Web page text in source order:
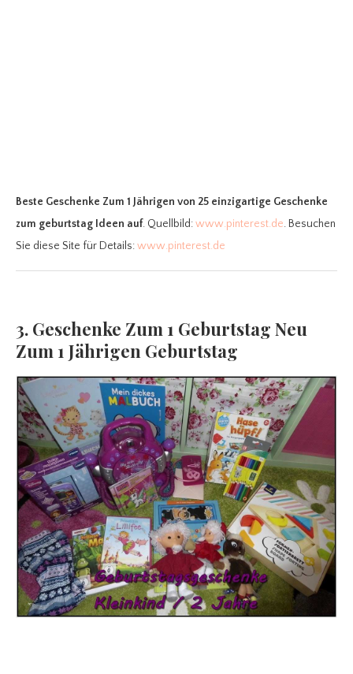
Beste Geschenke Zum 1 Jährigen von 25 einzigartige Geschenke
zum geburtstag Ideen auf. Quellbild:www.pinterest.de. Besuchen
Sie diese Site für Details:www.pinterest.de
3. Geschenke Zum 1 Geburtstag Neu
Zum 1 Jährigen Geburtstag